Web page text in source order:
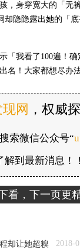
，身穿宽大的「无
隐隐露出她的「
「我看了100遍！
名！大家都想尽办法
网 ，权威
索微信公众号“
到最新消息！！
看，下一页更
却让她超糗 2018-